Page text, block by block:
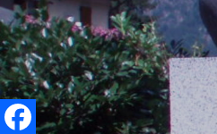
Salta
al
contenuto